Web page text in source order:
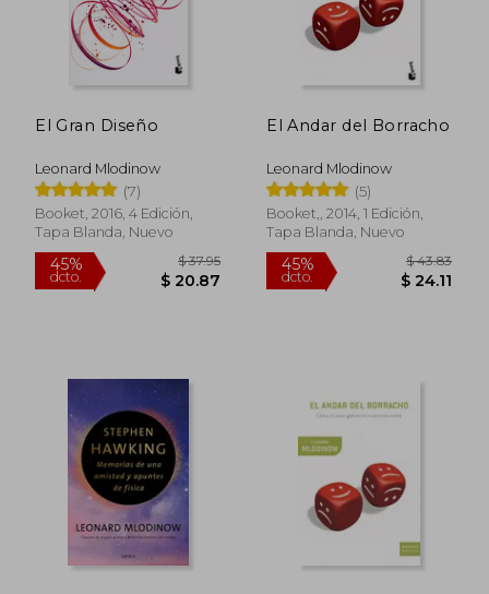
El Gran Diseño
Leonard Mlodinow
(7)
Booket, 2016, 4 Edición,
Tapa Blanda, Nuevo
45%
dcto.
El Andar del Borracho
Leonard Mlodinow
(5)
Booket,, 2014, 1 Edición,
Tapa Blanda, Nuevo
45%
dcto.